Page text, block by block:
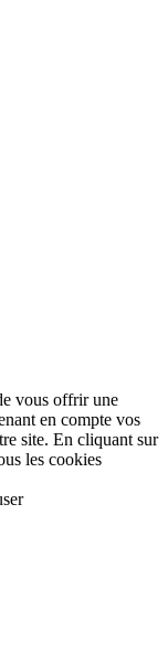
vous offrir une
en compte vos
site. En cliquant sur
les cookies